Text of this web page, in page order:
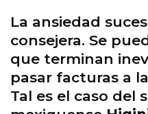
La ansiedad
consejera. Se
que terminan
pasar facturas a
Tal es el caso del